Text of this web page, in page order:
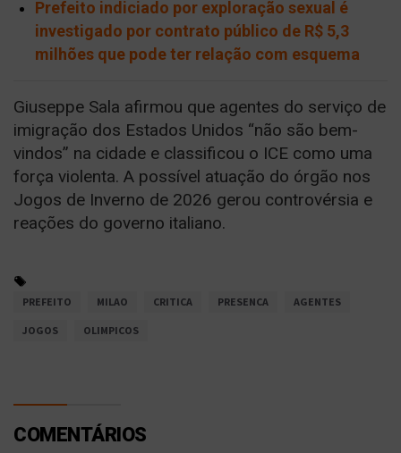
Prefeito indiciado por exploração sexual é
investigado por contrato público de R$ 5,3
milhões que pode ter relação com esquema
Giuseppe Sala afirmou que agentes do serviço de
imigração dos Estados Unidos “não são bem-
vindos” na cidade e classificou o ICE como uma
força violenta. A possível atuação do órgão nos
Jogos de Inverno de 2026 gerou controvérsia e
reações do governo italiano.
PREFEITO MILAO CRITICA PRESENCA AGENTES
JOGOS OLIMPICOS
COMENTÁRIOS